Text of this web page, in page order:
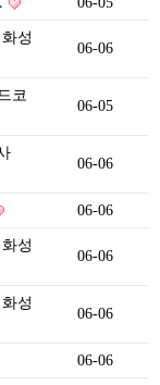
성
06-06
코
06-05
06-06
06-06
성
06-06
성
06-06
06-06